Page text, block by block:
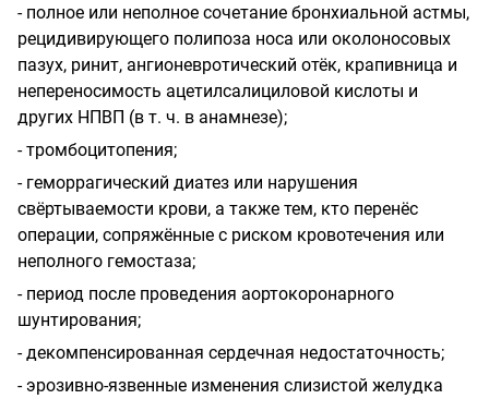
- полное или неполное сочетание бронхиальной астмы,
рецидивирующего полипоза носа или околоносовых
пазух, ринит, ангионевротический отёк, крапивница и
непереносимость ацетилсалициловой кислоты и
других НПВП (в т. ч. в анамнезе);
- тромбоцитопения;
- геморрагический диатез или нарушения
свёртываемости крови, а также тем, кто перенёс
операции, сопряжённые с риском кровотечения или
неполного гемостаза;
- период после проведения аортокоронарного
шунтирования;
- декомпенсированная сердечная недостаточность;
- эрозивно-язвенные изменения слизистой желудка